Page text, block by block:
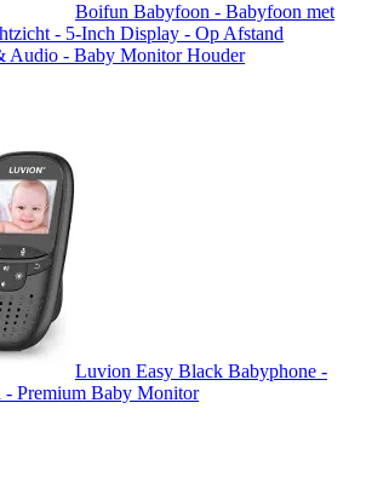
Boifun Babyfoon - Babyfoon met
- 5-Inch Display - Op Afstand
Audio - Baby Monitor Houder
Luvion Easy Black Babyphone -
- Premium Baby Monitor